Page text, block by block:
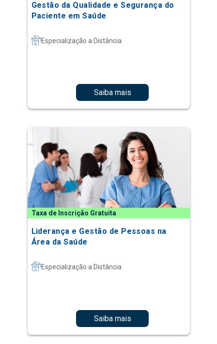
Gestão da Qualidade e Segurança do
Paciente em Saúde
Especialização a Distância
Saiba mais
Taxa de Inscrição Gratuita
Liderança e Gestão de Pessoas na
Área da Saúde
Especialização a Distância
Saiba mais